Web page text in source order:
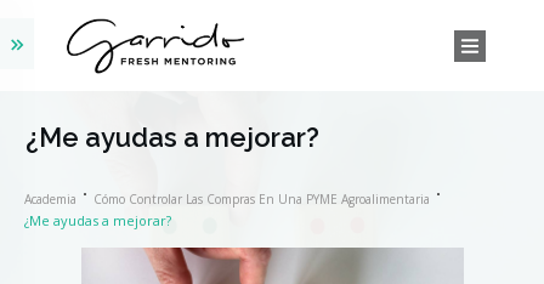
¿Me ayudas a mejorar?
Academia Cómo Controlar Las Compras En Una PYME Agroalimentaria
¿Me ayudas a mejorar?